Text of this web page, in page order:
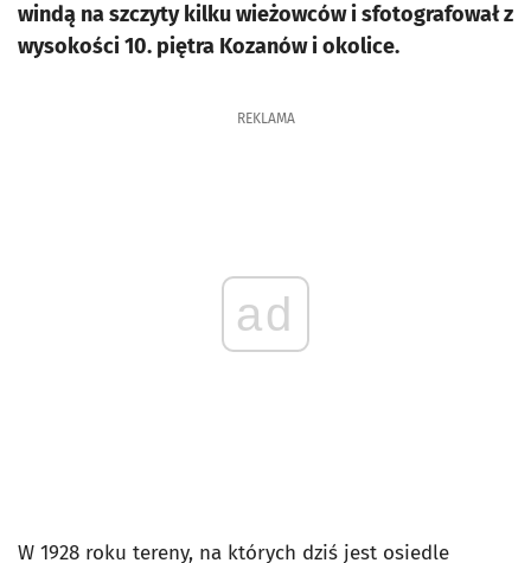
windą na szczyty kilku wieżowców i sfotografował z
wysokości 10. piętra Kozanów i okolice.
REKLAMA
ad
W 1928 roku tereny, na których dziś jest osiedle